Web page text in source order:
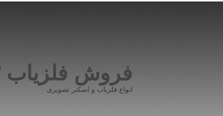
فروش فلزیاب ۰۹۱۹۸۱۶۶۵۹۳
انواع فلزیاب و اسکنر تصویری